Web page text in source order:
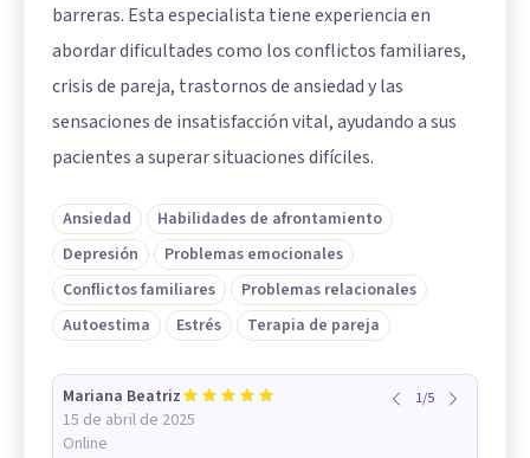
barreras. Esta especialista tiene experiencia en
abordar dificultades como los conflictos familiares,
crisis de pareja, trastornos de ansiedad y las
sensaciones de insatisfacción vital, ayudando a sus
pacientes a superar situaciones difíciles.
Ansiedad
Habilidades de afrontamiento
Depresión
Problemas emocionales
Conflictos familiares
Problemas relacionales
Autoestima
Estrés Terapia de pareja
Mariana Beatriz
15 de abril de 2025
Online
1/5